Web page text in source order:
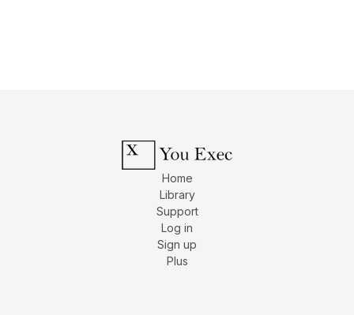
Home
Library
Support
Log in
Sign up
Plus